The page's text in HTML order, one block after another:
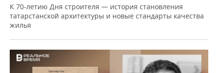
К 70-летию Дня строителя — история становления
татарстанской архитектуры и новые стандарты качества
жилья